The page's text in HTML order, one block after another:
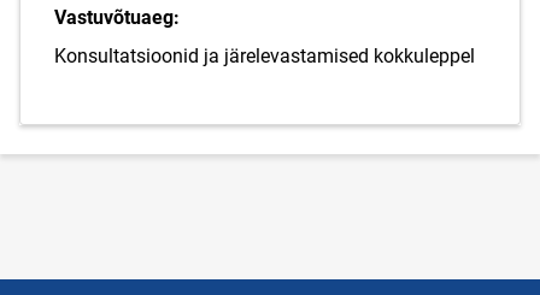
Vastuvõtuaeg:
Konsultatsioonid ja järelevastamised kokkuleppel